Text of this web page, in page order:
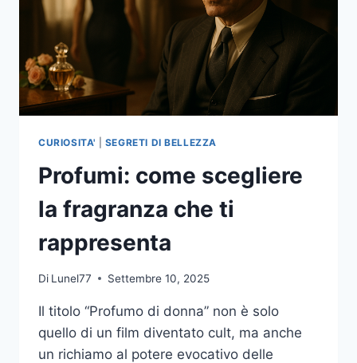
CURIOSITA' SEGRETI DI BELLEZZA
Profumi: come scegliere
la fragranza che ti
rappresenta
Di Lunel77 Settembre 10, 2025
Il titolo “Profumo di donna” non è solo
quello di un film diventato cult, ma anche
un richiamo al potere evocativo delle